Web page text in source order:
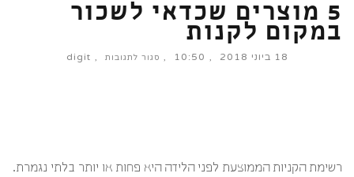
5 מוצרים שכדאי לשכור
במקום לקנות
18 ביוני 2018 10:50 סגור לתגובות digit
רשימת הקניות הממוצעת לפני הלידה היא פחות או יותר בלתי נגמרת.